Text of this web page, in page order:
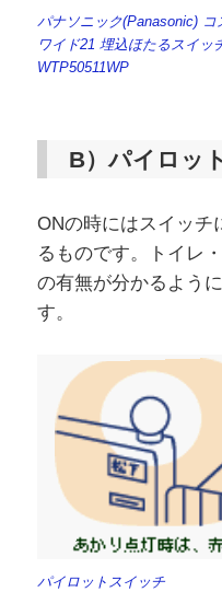
パナソニック(Panasonic) コ
ワイド21 埋込ほたるスイッ
WTP50511WP
B）パイロッ
ONの時にはスイッチ
るものです。トイレ
の有無が分かるよう
す。
パイロットスイッチ